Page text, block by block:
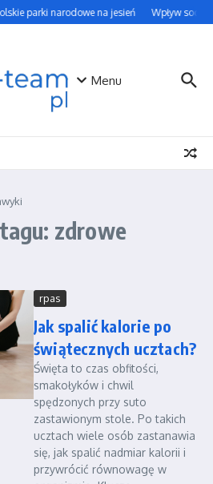
parki narodowe na jesień Wpływ social
Menu
zdrowe
rpas
Jak spalić kalorie po
świątecznych ucztach?
Święta to czas obfitości,
smakołyków i chwil
spędzonych przy suto
zastawionym stole. Po takich
ucztach wiele osób zastanawia
się, jak spalić nadmiar kalorii i
przywrócić równowagę w